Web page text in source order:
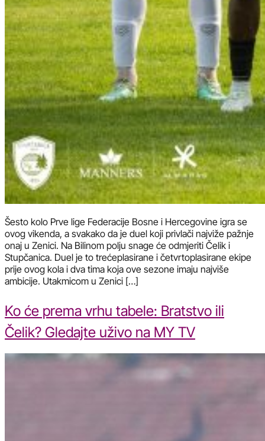
Šesto kolo Prve lige Federacije Bosne i Hercegovine igra se
ovog vikenda, a svakako da je duel koji privlači najviže pažnje
onaj u Zenici. Na Bilinom polju snage će odmjeriti Čelik i
Stupčanica. Duel je to trećeplasirane i četvrtoplasirane ekipe
prije ovog kola i dva tima koja ove sezone imaju najviše
ambicije. Utakmicom u Zenici […]
Ko će prema vrhu tabele: Bratstvo ili
Čelik? Gledajte uživo na MY TV